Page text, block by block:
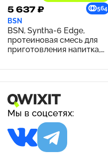
5 637 ₽ 564
BSN
BSN, Syntha-6 Edge,
протеиновая смесь для
приготовления напитка,
коктейль, 1,12 кг (2,47
Мы в соцсетях: